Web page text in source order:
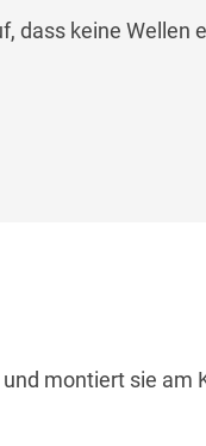
dass keine Wellen
montiert sie am